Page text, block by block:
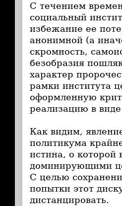
С течением
социальный
избежание ее
анонимной (а
скромность,
безобразия
характер
рамки института
оформленную
реализацию в
Как видим,
политикума
истина, о которой
доминирующими
С целью
попытки этот
дистанцировать.